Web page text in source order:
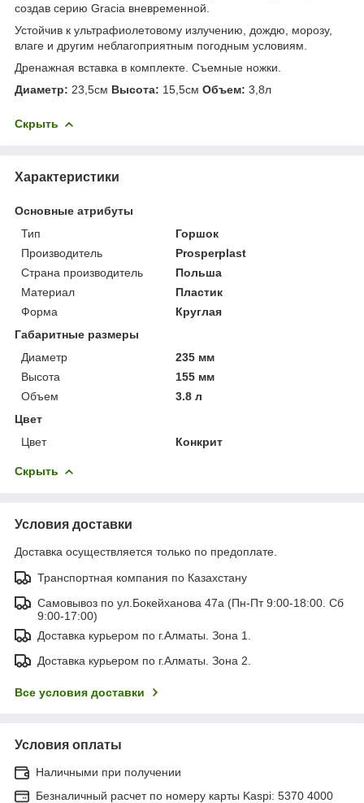
создав серию Gracia вневременной.
Устойчив к ультрафиолетовому излучению, дождю, морозу,
влаге и другим неблагоприятным погодным условиям.
Дренажная вставка в комплекте. Съемные ножки.
Диаметр: 23,5см Высота: 15,5см Объем: 3,8л
Скрыть
Характеристики
Основные атрибуты
Тип
Горшок
Производитель
Prosperplast
Страна производитель
Польша
Материал
Пластик
Форма
Круглая
Габаритные размеры
Диаметр
235 мм
Высота
155 мм
Объем
3.8 л
Цвет
Цвет
Конкрит
Скрыть
Условия доставки
Доставка осуществляется только по предоплате.
Транспортная компания по Казахстану
Самовывоз по ул.Бокейханова 47а (Пн-Пт 9:00-18:00. Сб
9:00-17:00)
Доставка курьером по г.Алматы. Зона 1.
Доставка курьером по г.Алматы. Зона 2.
Все условия доставки
Условия оплаты
Наличными при получении
Безналичный расчет по номеру карты Kaspi: 5370 4000